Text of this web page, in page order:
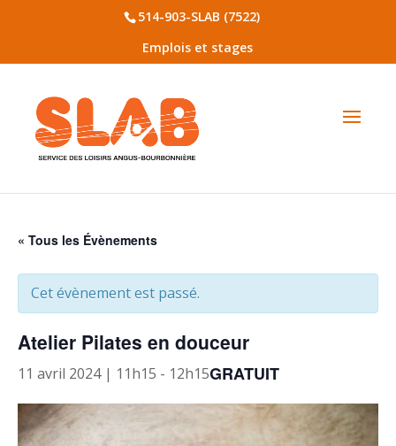
514-903-SLAB (7522)
Emplois et stages
« Tous les Évènements
Cet évènement est passé.
Atelier Pilates en douceur
11 avril 2024 | 11h15 - 12h15GRATUIT